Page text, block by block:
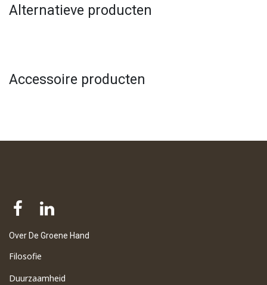
Alternatieve producten
Accessoire producten
Over De Groene Hand
Filosofie
Duurzaamheid